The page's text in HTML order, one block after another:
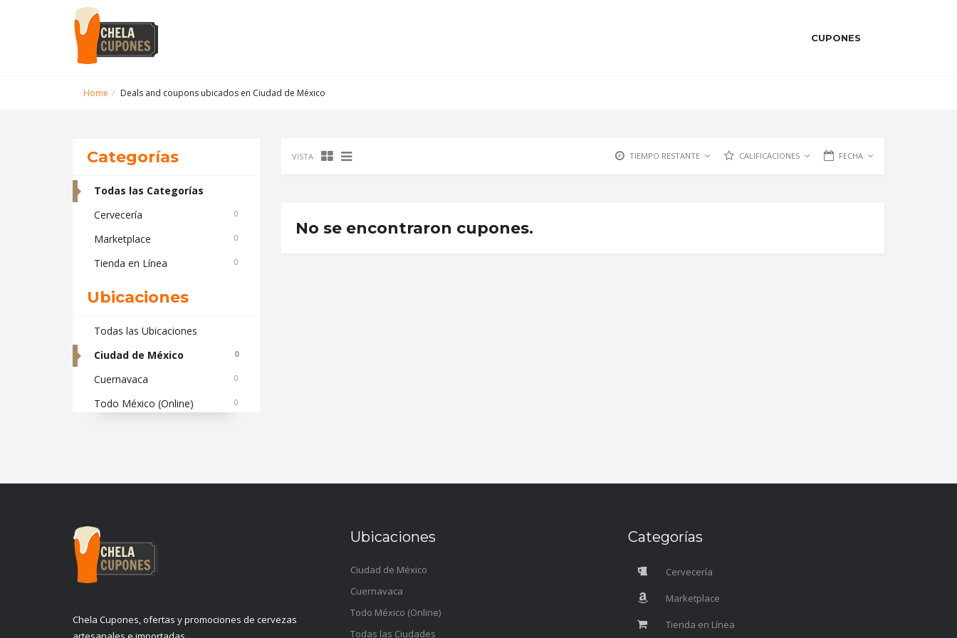
CUPONES
Home Deals and coupons ubicados en Ciudad de México
Categorías
Todas las Categorías
Cervecería
0
Marketplace 0
Tienda en Línea 0
Ubicaciones
Todas las Ubicaciones
Ciudad de México
0
Cuernavaca 0
Todo México (Online) 0
VISTA TIEMPO RESTANTE CALIFICACIONES FECHA
No se encontraron cupones.
Chela Cupones, ofertas y promociones de cervezas
Ubicaciones
Ciudad de México
Cuernavaca
Todo México (Online)
Todas las Ciudades
Categorías
Cervecería
Marketplace
Tienda en Línea